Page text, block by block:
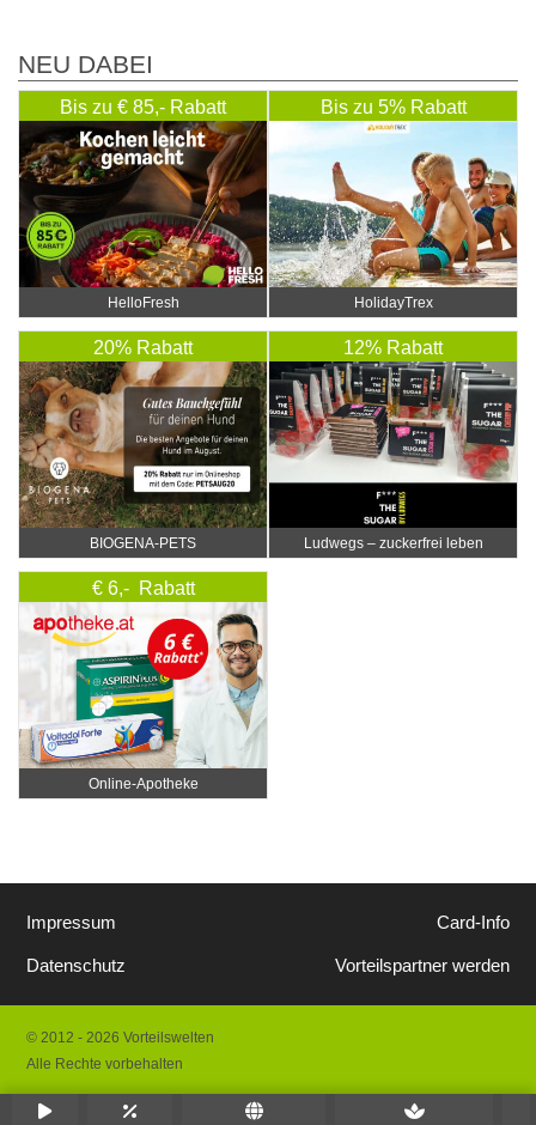
NEU DABEI
Bis zu € 85,- Rabatt
HelloFresh
Bis zu 5% Rabatt
HolidayTrex
20% Rabatt
BIOGENA-PETS
12% Rabatt
Ludwegs – zuckerfrei leben
€ 6,- Rabatt
Online‑Apotheke
Impressum
Datenschutz
Card-Info
Vorteilspartner werden
© 2012 - 2026 Vorteilswelten
Alle Rechte vorbehalten